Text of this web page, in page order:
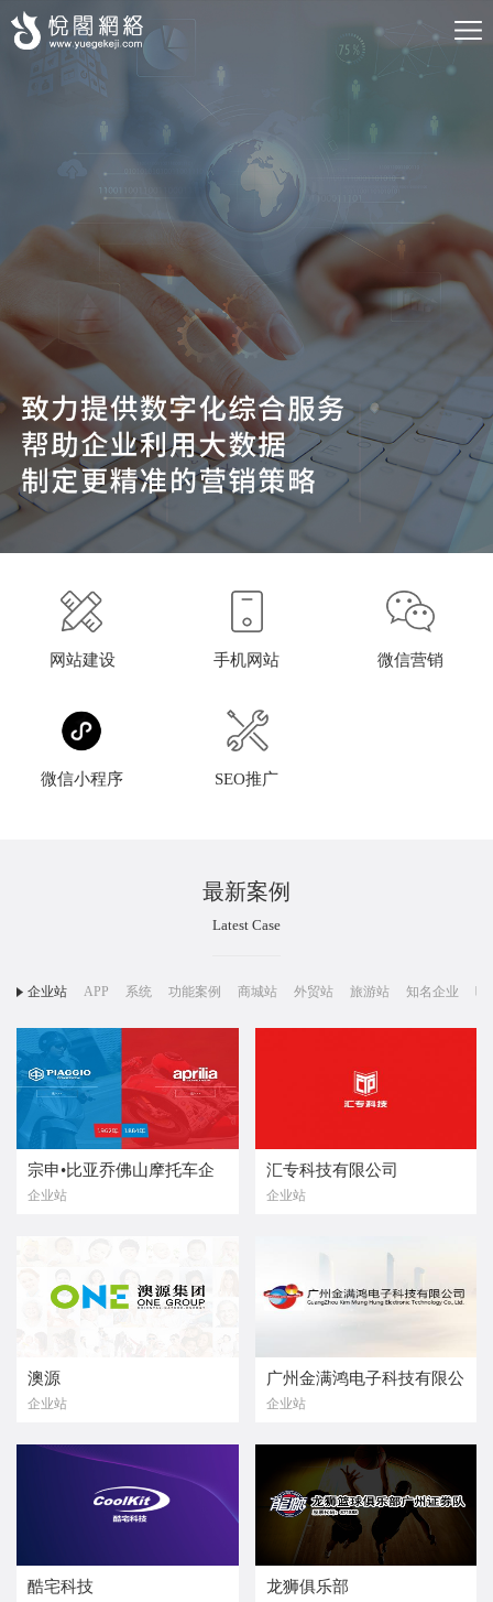
网站建设 手机网站 微信营销
微信小程序 SEO推广
最新案例
Latest Case
企业站 APP 系统 功能案例 商城站 外贸站 旅游站 知名企业 响
宗申•比亚乔佛山摩托车企
业有限公司
企业站
汇专科技有限公司
企业站
澳源
企业站
广州金满鸿电子科技有限公
司
企业站
酷宅科技 龙狮俱乐部